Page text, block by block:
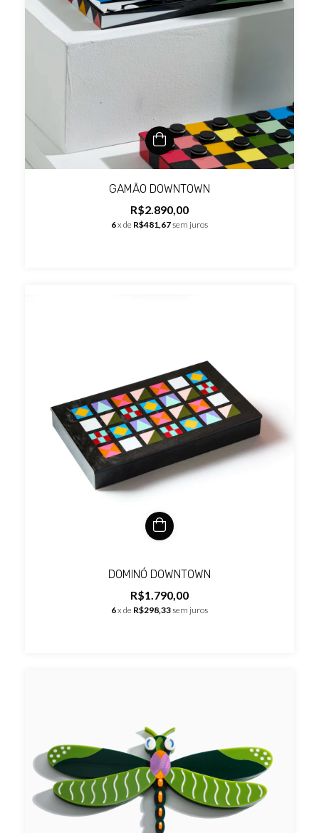
GAMÃO DOWNTOWN
R$2.890,00
6x de R$481,67sem juros
DOMINÓ DOWNTOWN
R$1.790,00
6x de R$298,33sem juros